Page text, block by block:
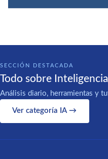
SECCIÓN DESTACADA
Todo sobre
Análisis diario, herramientas y
Ver categoría IA →